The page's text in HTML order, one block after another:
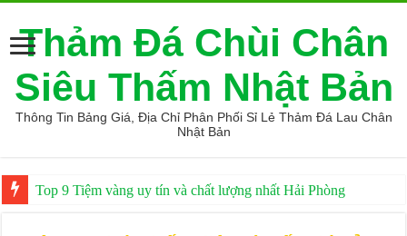
Thảm Đá Chùi Chân
Siêu Thấm Nhật Bản
Thông Tin Bảng Giá, Địa Chỉ Phân Phối Sỉ Lẻ Thảm Đá Lau Chân
Nhật Bản
Giá thảm đá hàn quốc giá sỉ